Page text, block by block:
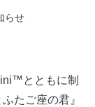
らせ
とともに制
たご座の君』